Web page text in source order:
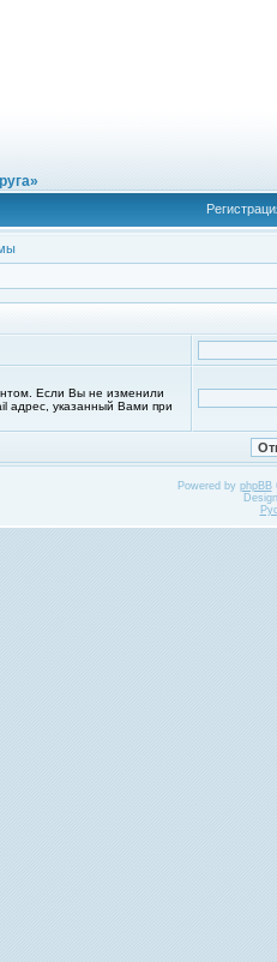
Если Вы не изменили
адрес, указанный Вами при
Powered by phpBB